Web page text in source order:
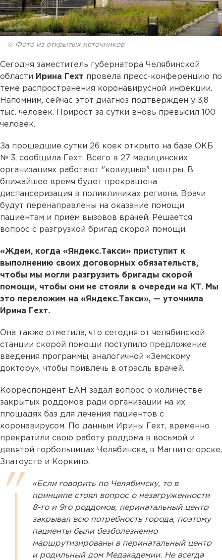
© Фото из открытых источников
Сегодня заместитель губернатора Челябинской
области Ирина Гехт провела пресс-конференцию по
теме распространения коронавирусной инфекции.
Напомним, сейчас этот диагноз подтвержден у 3,8
тыс. человек. Прирост за сутки вновь превысил 100
человек.
За прошедшие сутки 26 коек открыто на базе ОКБ
№ 3, сообщила Гехт. Всего в 27 медицинских
организациях работают "ковидные" центры. В
ближайшее время будет прекращена
диспансеризация в поликлиниках региона. Врачи
будут перенаправлены на оказание помощи
пациентам и прием вызовов врачей. Решается
вопрос с разгрузкой бригад скорой помощи.
«Ждем, когда «Яндекс.Такси» приступит к
выполнению своих договорных обязательств,
чтобы мы могли разгрузить бригады скорой
помощи, чтобы они не стояли в очереди на КТ. Мы
это переложим на «Яндекс.Такси», — уточнила
Ирина Гехт.
Она также отметила, что сегодня от челябинской
станции скорой помощи поступило предложение
введения программы, аналогичной «Земскому
доктору», чтобы привлечь в отрасль врачей.
Корреспондент ЕАН задал вопрос о количестве
закрытых роддомов ради организации на их
площадях баз для лечения пациентов с
коронавирусом. По данным Ирины Гехт, временно
прекратили свою работу роддома в восьмой и
девятой горбольницах Челябинска, в Магнитогорске,
Златоусте и Коркино.
«Если говорить по Челябинску, то в
принципе стоял вопрос о незагруженности
8-го и 9го роддомов, перинатальный центр
закрывал всю потребность города, поэтому
пациенты были безболезненно
маршрутизированы в перинатальный центр
и родильный дом Медакадемии. Не всегда